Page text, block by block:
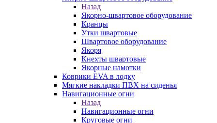
Назад
Якорно-швартовое оборудование
Кранцы
Утки швартовые
Швартовое оборудование
Якоря
Кнехты швартовые
Якорные намотки
Коврики EVA в лодку
Мягкие накладки ПВХ на сиденья
Навигационные огни
Назад
Навигационные огни
Круговые огни